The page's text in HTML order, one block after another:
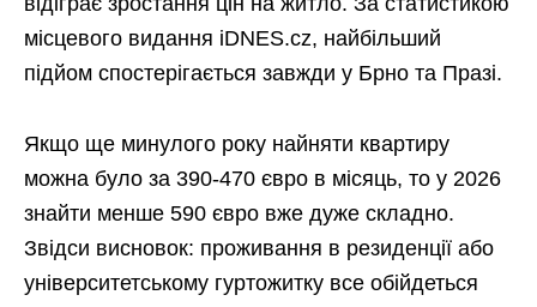
місцевого видання iDNES.cz, найбільший
підйом спостерігається завжди у Брно та Празі.
Якщо ще минулого року найняти квартиру
можна було за 390-470 євро в місяць, то у 2026
знайти менше 590 євро вже дуже складно.
Звідси висновок: проживання в резиденції або
університетському гуртожитку все обійдеться